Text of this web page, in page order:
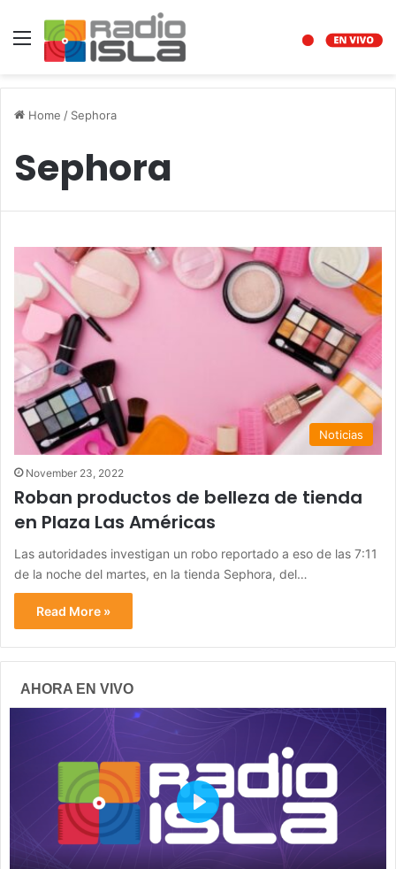
Menu
Home / Sephora
Sephora
Noticias
November 23, 2022
Roban productos de belleza de tienda
en Plaza Las Américas
Las autoridades investigan un robo reportado a eso de las 7:11
de la noche del martes, en la tienda Sephora, del…
Read More »
AHORA EN VIVO
P
a